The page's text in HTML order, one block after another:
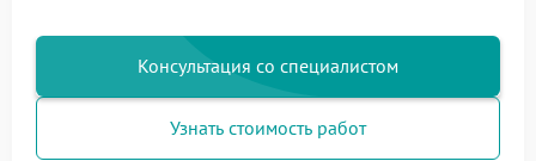
Консультация со специалистом
Узнать стоимость работ